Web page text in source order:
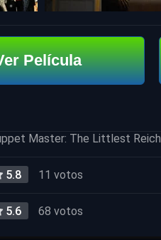
Película
Master: The Littlest Reich
5.8 11 votos
5.6 68 votos